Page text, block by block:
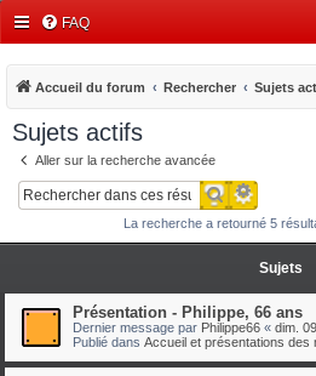
FAQ
Accueil du forum Rechercher Sujets
Sujets actifs
Aller sur la recherche avancée
Rechercher
La recherche a retourné 5
Sujets
Présentation - Philippe, 66 ans
Dernier message par Philippe66 « dim.
Publié dans Accueil et présentations des